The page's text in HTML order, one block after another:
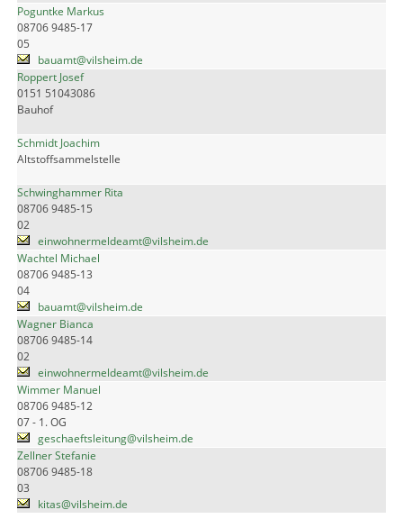
Poguntke Markus
08706 9485-17
05
bauamt@vilsheim.de
Roppert Josef
0151 51043086
Bauhof
Schmidt Joachim
Altstoffsammelstelle
Schwinghammer Rita
08706 9485-15
02
einwohnermeldeamt@vilsheim.de
Wachtel Michael
08706 9485-13
04
bauamt@vilsheim.de
Wagner Bianca
08706 9485-14
02
einwohnermeldeamt@vilsheim.de
Wimmer Manuel
08706 9485-12
07 - 1. OG
geschaeftsleitung@vilsheim.de
Zellner Stefanie
08706 9485-18
03
kitas@vilsheim.de